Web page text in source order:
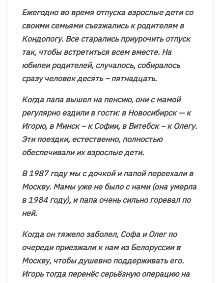
Ежегодно во время отпуска взрослые дети со
своими семьями съезжались к родителям в
Кондопогу. Все старались приурочить отпуск
так, чтобы встретиться всем вместе. На
юбилеи родителей, случалось, собиралось
сразу человек десять – пятнадцать.
Когда папа вышел на пенсию, они с мамой
регулярно ездили в гости: в Новосибирск — к
Игорю, в Минск – к Софии, в Витебск – к Олегу.
Эти поездки, естественно, полностью
обеспечивали их взрослые дети.
В 1987 году мы с дочкой и папой переехали в
Москву. Мамы уже не было с нами (она умерла
в 1984 году), и папа очень сильно горевал по
ней.
Когда он тяжело заболел, Софа и Олег по
очереди приезжали к нам из Белоруссии в
Москву, чтобы душевно поддерживать его.
Игорь тогда перенёс серьёзную операцию на